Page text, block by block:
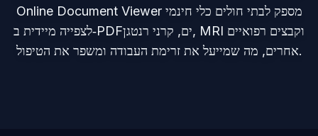
Online Document Viewer מספק לבתי חולים כלי חינמי
לצפייה מיידית ב‑PDFים, קרני רנטגן, MRI וקבצים רפואיים
אחרים, מה שמייעל את זרימת העבודה ומשפר את הטיפול.